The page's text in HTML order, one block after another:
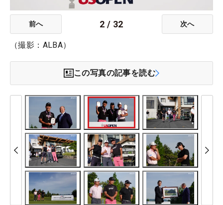
前へ 2 / 32 次へ
（撮影：ALBA）
この写真の記事を読む